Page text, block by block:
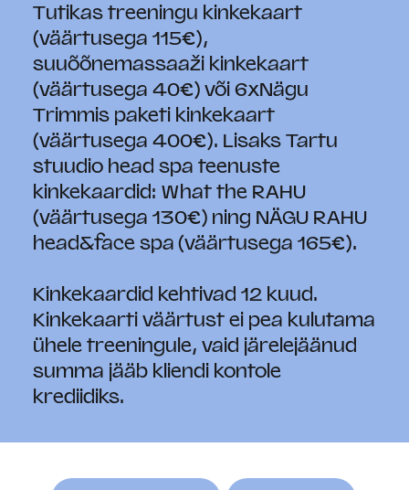
Tutikas treeningu kinkekaart
(väärtusega 115€),
suuõõnemassaaži kinkekaart
(väärtusega 40€) või 6xNägu
Trimmis paketi kinkekaart
(väärtusega 400€). Lisaks Tartu
stuudio head spa teenuste
kinkekaardid: What the RAHU
(väärtusega 130€) ning NÄGU RAHU
head&face spa (väärtusega 165€).
Kinkekaardid kehtivad 12 kuud.
Kinkekaarti väärtust ei pea kulutama
ühele treeningule, vaid järelejäänud
summa jääb kliendi kontole
krediidiks.